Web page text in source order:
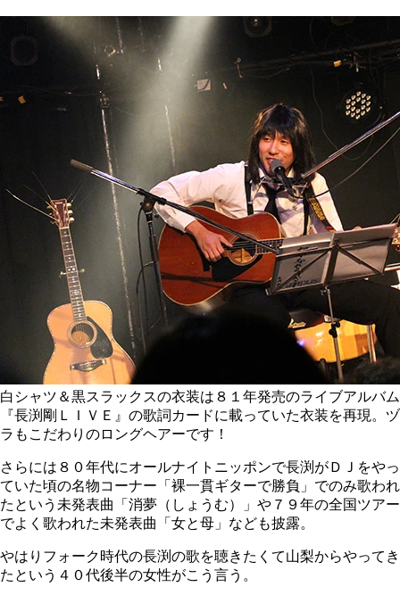
白シャツ＆黒スラックスの衣装は８１年発売のライブアルバム
『長渕剛ＬＩＶＥ』の歌詞カードに載っていた衣装を再現。ヅ
ラもこだわりのロングヘアーです！
さらには８０年代にオールナイトニッポンで長渕がＤＪをやっ
ていた頃の名物コーナー「裸一貫ギターで勝負」でのみ歌われ
たという未発表曲「消夢（しょうむ）」や７９年の全国ツアー
でよく歌われた未発表曲「女と母」なども披露。
やはりフォーク時代の長渕の歌を聴きたくて山梨からやってき
たという４０代後半の女性がこう言う。